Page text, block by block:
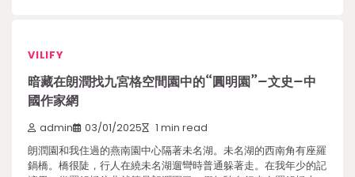
VILIFY
暗藏在朗潤找九宮格空間園中的“圓明園”–文史–中
國作家網
admin 03/01/2025 1 min read
朗潤園和我住過的燕南園中心隔著未名湖。未名湖的西南角有座羅
鍋橋。橋很陡，行人在繞未名湖遛彎時普通躲著走。在我年少的記